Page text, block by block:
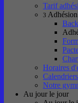
Tarif
3
Back
Horaires
Notre
Au jour le jour